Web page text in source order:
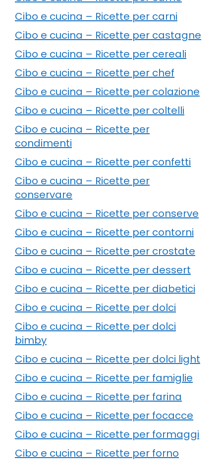
Cibo e cucina – Ricette per carni
Cibo e cucina – Ricette per castagne
Cibo e cucina – Ricette per cereali
Cibo e cucina – Ricette per chef
Cibo e cucina – Ricette per colazione
Cibo e cucina – Ricette per coltelli
Cibo e cucina – Ricette per
condimenti
Cibo e cucina – Ricette per confetti
Cibo e cucina – Ricette per
conservare
Cibo e cucina – Ricette per conserve
Cibo e cucina – Ricette per contorni
Cibo e cucina – Ricette per crostate
Cibo e cucina – Ricette per dessert
Cibo e cucina – Ricette per diabetici
Cibo e cucina – Ricette per dolci
Cibo e cucina – Ricette per dolci
bimby
Cibo e cucina – Ricette per dolci light
Cibo e cucina – Ricette per famiglie
Cibo e cucina – Ricette per farina
Cibo e cucina – Ricette per focacce
Cibo e cucina – Ricette per formaggi
Cibo e cucina – Ricette per forno